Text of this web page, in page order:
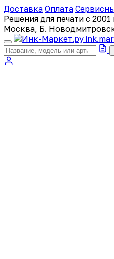
Доставка Оплата
Решения для печати с 2001
Москва, Б.
ink.